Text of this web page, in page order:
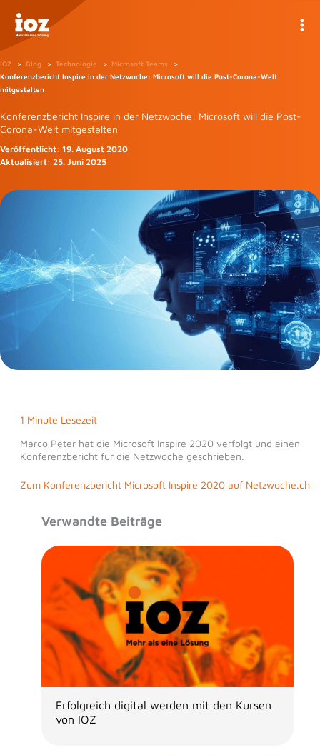
Inhalt
springen
IOZ Blog Technologie
Microsoft Teams
Konferenzbericht Inspire in der Netzwoche: Microsoft will die Post-Corona-Welt
mitgestalten
Konferenzbericht Inspire in der Netzwoche: Microsoft will die Post-
Corona-Welt mitgestalten
Veröffentlicht: 19. August 2020
Aktualisiert: 25. Juni 2025
1 Minute Lesezeit
Marco Peter hat die Microsoft Inspire 2020 verfolgt und einen
Konferenzbericht für die Netzwoche geschrieben.
Zum Konferenzbericht Microsoft Inspire 2020 auf Netzwoche.ch
Verwandte Beiträge
Erfolgreich digital werden mit den Kursen
von IOZ